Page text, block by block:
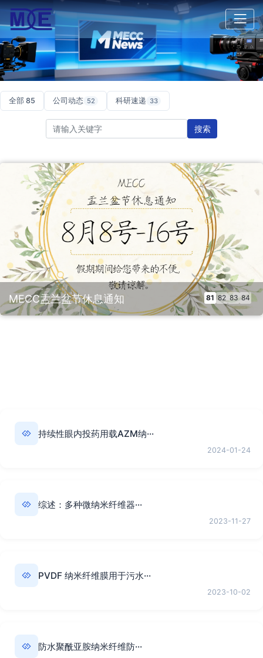
全部 85 公司动态 52 科研速递 33
搜索
MECC盂兰盆节休息通知 81 82 83 84
持续性眼内投药用载AZM纳···
2024-01-24
综述：多种微纳米纤维器···
2023-11-27
PVDF 纳米纤维膜用于污水···
2023-10-02
防水聚酰亚胺纳米纤维防···